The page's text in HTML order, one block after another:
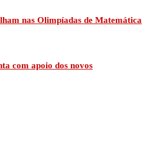
nas Olimpíadas de Matemática
com apoio dos novos